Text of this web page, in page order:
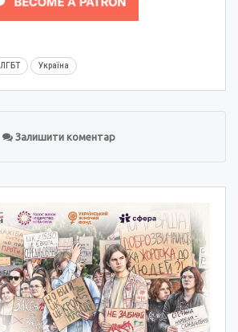
ЛГБТ Україна
Залишити коментар